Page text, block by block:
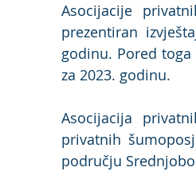
Asocijacije
prezentiran
godinu. Pored
za 2023. godinu.
Asocijacija
privatnih
području